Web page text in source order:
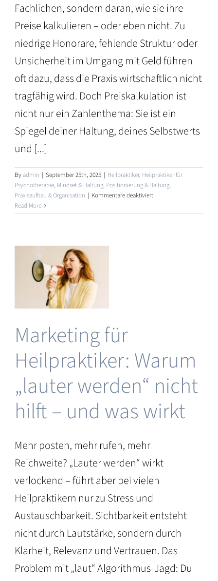
Fachlichen, sondern daran, wie sie ihre
Preise kalkulieren – oder eben nicht. Zu
niedrige Honorare, fehlende Struktur oder
Unsicherheit im Umgang mit Geld führen
oft dazu, dass die Praxis wirtschaftlich nicht
tragfähig wird. Doch Preiskalkulation ist
nicht nur ein Zahlenthema: Sie ist ein
Spiegel deiner Haltung, deines Selbstwerts
und [...]
Byadmin | September 25th, 2025 | Heilpraktiker, Heilpraktiker für
Psychotherapie, Mindset & Haltung, Positionierung & Haltung,
Praxisaufbau & Organisation | Kommentare deaktiviertfür
Preise
Read More
Marketing für
Heilpraktiker: Warum
„lauter werden“ nicht
hilft – und was wirkt
Mehr posten, mehr rufen, mehr
Reichweite? „Lauter werden“ wirkt
verlockend – führt aber bei vielen
Heilpraktikern nur zu Stress und
Austauschbarkeit. Sichtbarkeit entsteht
nicht durch Lautstärke, sondern durch
Klarheit, Relevanz und Vertrauen. Das
Problem mit „laut“ Algorithmus-Jagd: Du